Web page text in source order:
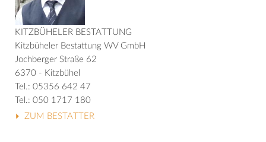
KITZBÜHELER BESTATTUNG
Kitzbüheler Bestattung WV GmbH
Jochberger Straße 62
6370 - Kitzbühel
Tel.: 05356 642 47
Tel.: 050 1717 180
ZUM BESTATTER